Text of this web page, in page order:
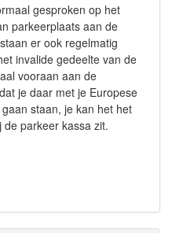
gesproken op het
parkeerplaats aan de
er ook regelmatig
invalide gedeelte van de
vooraan aan de
je daar met je Europese
staan, je kan het het
parkeer kassa zit.